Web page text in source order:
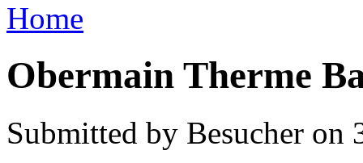
Home
Obermain Therme
Submitted by Besucher on